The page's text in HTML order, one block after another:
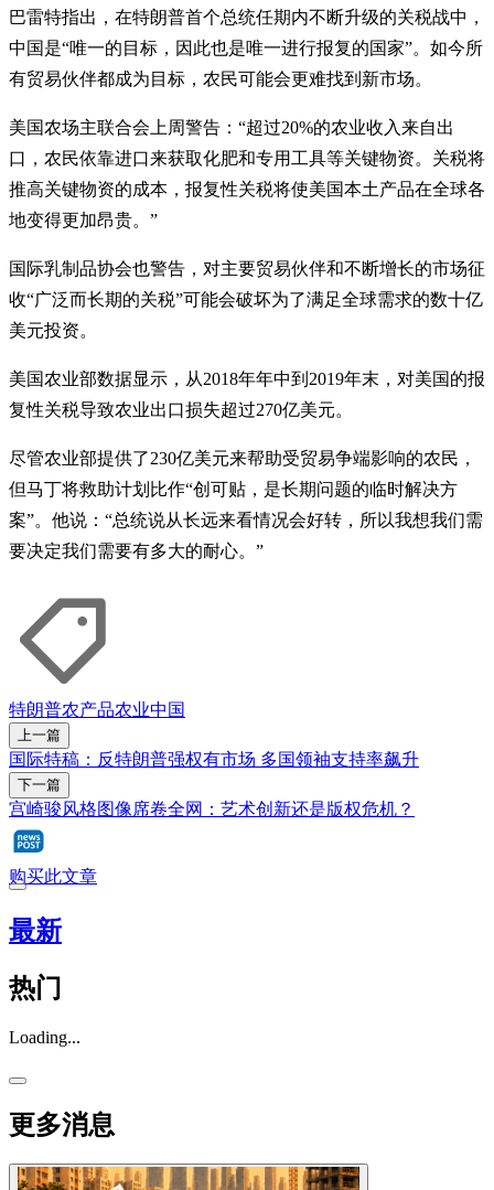
巴雷特指出，在特朗普首个总统任期内不断升级的关税战中，
中国是“唯一的目标，因此也是唯一进行报复的国家”。如今所
有贸易伙伴都成为目标，农民可能会更难找到新市场。
美国农场主联合会上周警告：“超过20%的农业收入来自出
口，农民依靠进口来获取化肥和专用工具等关键物资。关税将
推高关键物资的成本，报复性关税将使美国本土产品在全球各
地变得更加昂贵。”
国际乳制品协会也警告，对主要贸易伙伴和不断增长的市场征
收“广泛而长期的关税”可能会破坏为了满足全球需求的数十亿
美元投资。
美国农业部数据显示，从2018年年中到2019年末，对美国的报
复性关税导致农业出口损失超过270亿美元。
尽管农业部提供了230亿美元来帮助受贸易争端影响的农民，
但马丁将救助计划比作“创可贴，是长期问题的临时解决方
案”。他说：“总统说从长远来看情况会好转，所以我想我们需
要决定我们需要有多大的耐心。”
特朗普农产品农业中国
上一篇
国际特稿：反特朗普强权有市场 多国领袖支持率飙升
下一篇
宫崎骏风格图像席卷全网：艺术创新还是版权危机？
购买此文章
最新
热门
Loading...
更多消息